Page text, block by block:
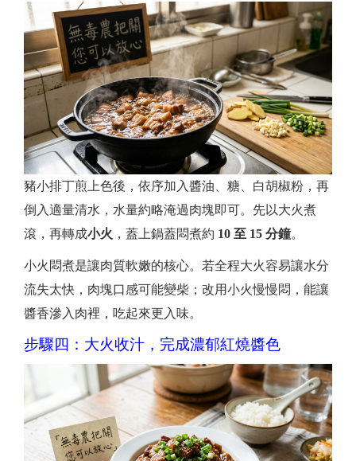
豬小排丁煎上色後，依序加入醬油、糖、白胡椒粉，再
倒入適量清水，水量約略淹過肉塊即可。先以大火煮
滾，再轉成小火 ，蓋上鍋蓋悶煮約 10 至 15 分鐘。
小火悶煮是讓肉質軟嫩的核心。若全程大火容易讓水分
流失太快，肉塊口感可能變柴；改用小火慢慢悶，能讓
醬香滲入肉裡，吃起來更入味。
步驟四：大火收汁，完成濃郁紅燒醬色